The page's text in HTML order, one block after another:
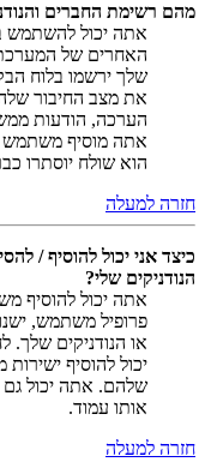
מהם רשימת החברים
אתה יכול להשתמש
האחרים של
שלך ירשמו בלוח
את מצב החיבור
הערכה, הודעות
אתה מוסיף משתמש
הוא שולח יוסתרו
חזרה למעלה
כיצד אני יכול להוסיף /
הנודניקים שלי?
אתה יכול להוסיף
פרופיל משתמש,
או הנודניקים
יכול להוסיף
שלהם. אתה יכול
אותו עמוד.
חזרה למעלה